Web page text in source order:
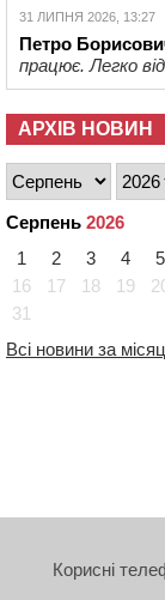
31 ЛИПНЯ 2026, 13:27
Петро
працює. Легко
АРХІВ НОВИН
Серпень 2026
1
2 3 4 5
16
17 18 19
31
Всі новини за
Корисні